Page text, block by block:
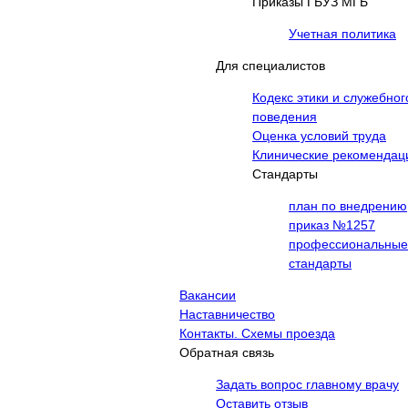
Учетная политика
Для специалистов
Кодекс этики и
поведения
Оценка условий труда
Клинические
Cтандарты
план по внедрению
приказ №1257
профессиональные
стандарты
Вакансии
Наставничество
Контакты. Схемы проезда
Обратная связь
Задать вопрос главному врачу
Оставить отзыв